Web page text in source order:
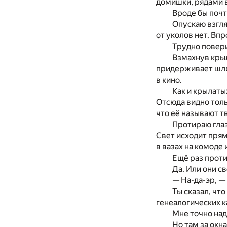
Вроде бы
Опускаю
от уколов нет.
Трудно
Взмахнув
придерживает
в кино.
Как и
Отсюда видно
что её называют
Протираю
Свет исходит
в вазах на
Ещё раз
Да. Или они
— На-да-эр, —
Ты сказал,
генеалогических
Мне точно
Но там за